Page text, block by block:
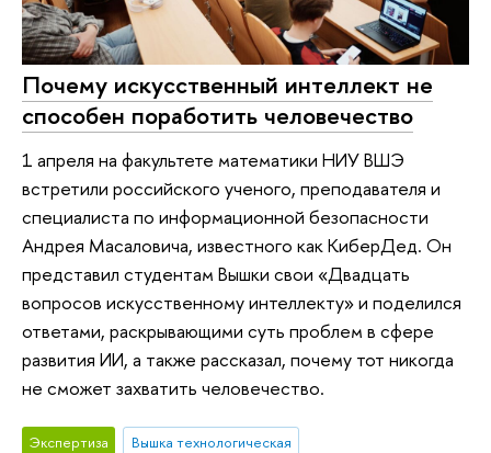
Почему искусственный интеллект не
способен поработить человечество
1 апреля на факультете математики НИУ ВШЭ
встретили российского ученого, преподавателя и
специалиста по информационной безопасности
Андрея Масаловича, известного как КиберДед. Он
представил студентам Вышки свои «Двадцать
вопросов искусственному интеллекту» и поделился
ответами, раскрывающими суть проблем в сфере
развития ИИ, а также рассказал, почему тот никогда
не сможет захватить человечество.
Экспертиза
Вышка технологическая